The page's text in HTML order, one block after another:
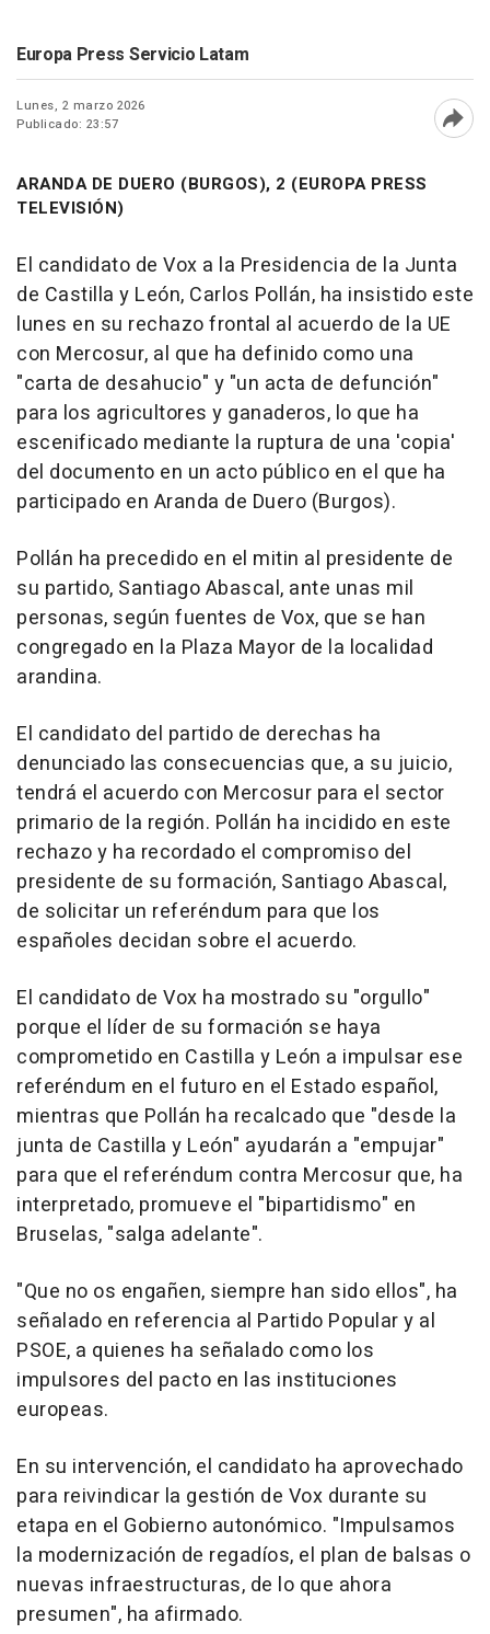
Europa Press Servicio Latam
Lunes, 2 marzo 2026
Publicado: 23:57
ARANDA DE DUERO (BURGOS), 2 (EUROPA PRESS
TELEVISIÓN)
El candidato de Vox a la Presidencia de la Junta
de Castilla y León, Carlos Pollán, ha insistido este
lunes en su rechazo frontal al acuerdo de la UE
con Mercosur, al que ha definido como una
"carta de desahucio" y "un acta de defunción"
para los agricultores y ganaderos, lo que ha
escenificado mediante la ruptura de una 'copia'
del documento en un acto público en el que ha
participado en Aranda de Duero (Burgos).
Pollán ha precedido en el mitin al presidente de
su partido, Santiago Abascal, ante unas mil
personas, según fuentes de Vox, que se han
congregado en la Plaza Mayor de la localidad
arandina.
El candidato del partido de derechas ha
denunciado las consecuencias que, a su juicio,
tendrá el acuerdo con Mercosur para el sector
primario de la región. Pollán ha incidido en este
rechazo y ha recordado el compromiso del
presidente de su formación, Santiago Abascal,
de solicitar un referéndum para que los
españoles decidan sobre el acuerdo.
El candidato de Vox ha mostrado su "orgullo"
porque el líder de su formación se haya
comprometido en Castilla y León a impulsar ese
referéndum en el futuro en el Estado español,
mientras que Pollán ha recalcado que "desde la
junta de Castilla y León" ayudarán a "empujar"
para que el referéndum contra Mercosur que, ha
interpretado, promueve el "bipartidismo" en
Bruselas, "salga adelante".
"Que no os engañen, siempre han sido ellos", ha
señalado en referencia al Partido Popular y al
PSOE, a quienes ha señalado como los
impulsores del pacto en las instituciones
europeas.
En su intervención, el candidato ha aprovechado
para reivindicar la gestión de Vox durante su
etapa en el Gobierno autonómico. "Impulsamos
la modernización de regadíos, el plan de balsas o
nuevas infraestructuras, de lo que ahora
presumen", ha afirmado.